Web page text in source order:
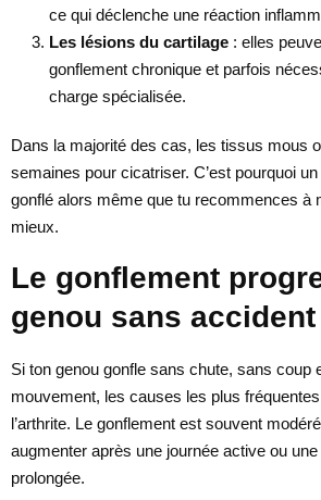
ce qui déclenche une réaction
Les lésions du cartilage : elles
gonflement chronique et parfois
charge spécialisée.
Dans la majorité des cas, les tissus mous
semaines pour cicatriser. C’est pourquoi
gonflé alors même que tu recommences à
mieux.
Le gonflement
genou sans accident
Si ton genou gonfle sans chute, sans coup
mouvement, les causes les plus fréquentes
l’arthrite. Le gonflement est souvent
augmenter après une journée active ou
prolongée.